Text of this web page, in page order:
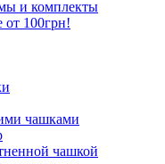
и комплекты
от 100грн!
чашками
чашкой